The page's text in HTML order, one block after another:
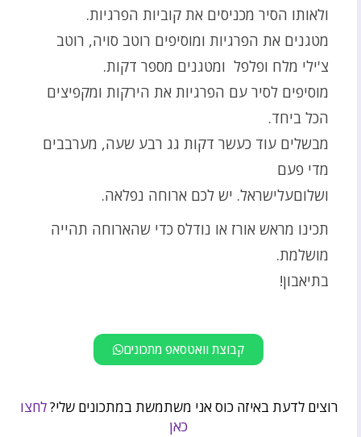
ולאותו הסיר מכניסים את קוביות הפרגיות.
מטגנים את הפרגיות ומוסיפים רוטב סויה, רוטב
צ'ילי מלח ופלפל ומטגנים מספר דקות.
מוסיפים לסיר עם הפרגיות את הירקות ומקפיצים
הכל ביחד.
מבשלים עוד כעשר דקות גג רבע שעה, מערבבים
מדי פעם
ושלוםעלישראל. יש לכם ארוחה נפלאה.
תכינו מראש אורז או נודלס כדי שהארוחה תהייה
מושלמת.
בתיאבון!
קבוצת וואטסאפ מתכונים
רוצים לדעת באיזה כוס אני משתמשת במתכונים שלי?לחצו
כאן